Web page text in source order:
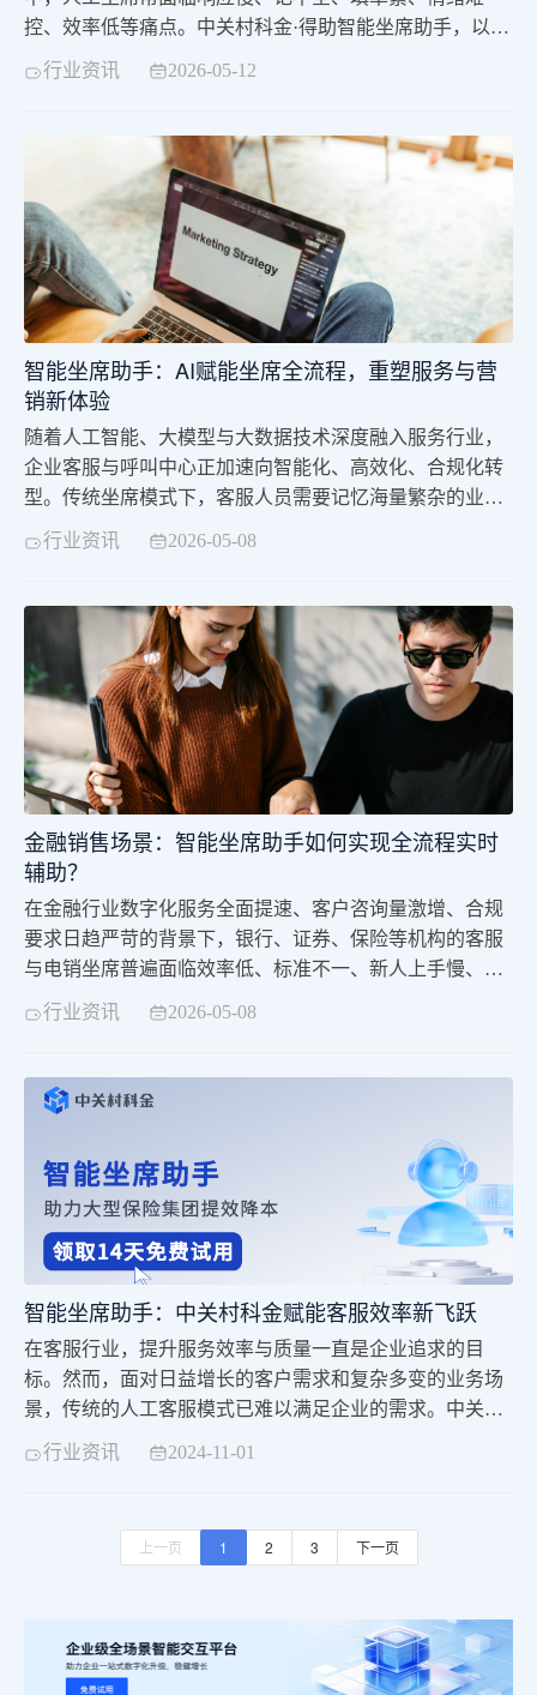
控、效率低等痛点。中关村科金·得助智能坐席助手，以自
研领域大模型+自然语言处理+多模态交互为核心，打造全
服务提质、成本降低、体验升级。
行业资讯 2026-05-12
智能坐席助手：AI赋能坐席全流程，重塑服务与营
销新体验
随着人工智能、大模型与大数据技术深度融入服务行业，
企业客服与呼叫中心正加速向智能化、高效化、合规化转
型。传统坐席模式下，客服人员需要记忆海量繁杂的业务
知识、梳理繁琐的业务办理流程，同时应对多样化客户诉
的短板愈发凸显。中关村科金旗下得助智能依托自研大模
型、语音识别、自然语言处理等前沿技术，打造智能坐席
助手，深度嵌入坐席工作台，全程辅助坐席开展各项工
作，实现人机协同高效作业，弥补传统服务模式短板，成
为企业与政务单位优化服务、控本增效的重要工具。
行业资讯 2026-05-08
金融销售场景：智能坐席助手如何实现全流程实时
辅助？
在金融行业数字化服务全面提速、客户咨询量激增、合规
要求日趋严苛的背景下，银行、证券、保险等机构的客服
与电销坐席普遍面临效率低、标准不一、新人上手慢、合
规风险高等痛点。中关村科金依托自研大模型技术，打造
质效、强化销售转化、严控合规风险的核心工具，已在工
商银行、建设银行、中信证券、人保、泰康人寿等多家金
行业资讯 2026-05-08
智能坐席助手：中关村科金赋能客服效率新飞跃
在客服行业，提升服务效率与质量一直是企业追求的目
标。然而，面对日益增长的客户需求和复杂多变的业务场
景，传统的人工客服模式已难以满足企业的需求。中关村
科金，凭借其深厚的人工智能技术积累，推出了智能坐席
行业资讯 2024-11-01
上一页 1 2 3 下一页